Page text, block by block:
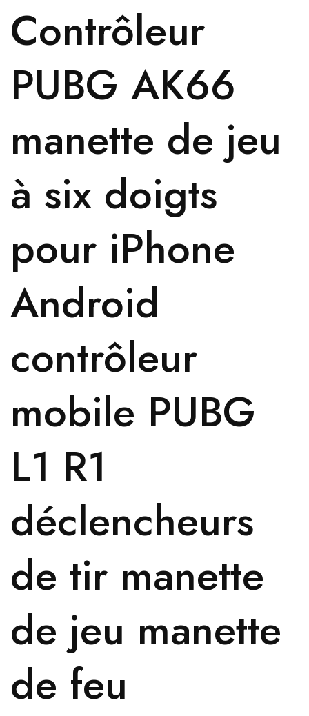
Contrôleur
PUBG AK66
manette de jeu
à six doigts
pour iPhone
Android
contrôleur
mobile PUBG
L1 R1
déclencheurs
de tir manette
de jeu manette
de feu